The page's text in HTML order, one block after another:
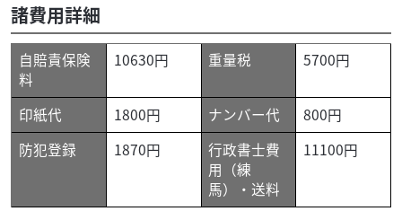
諸費用詳細
自賠責保険
料
10630円 重量税 5700円
印紙代 1800円 ナンバー代
800円
防犯登録
1870円
行政書士費
用（練
馬）・送料
11100円